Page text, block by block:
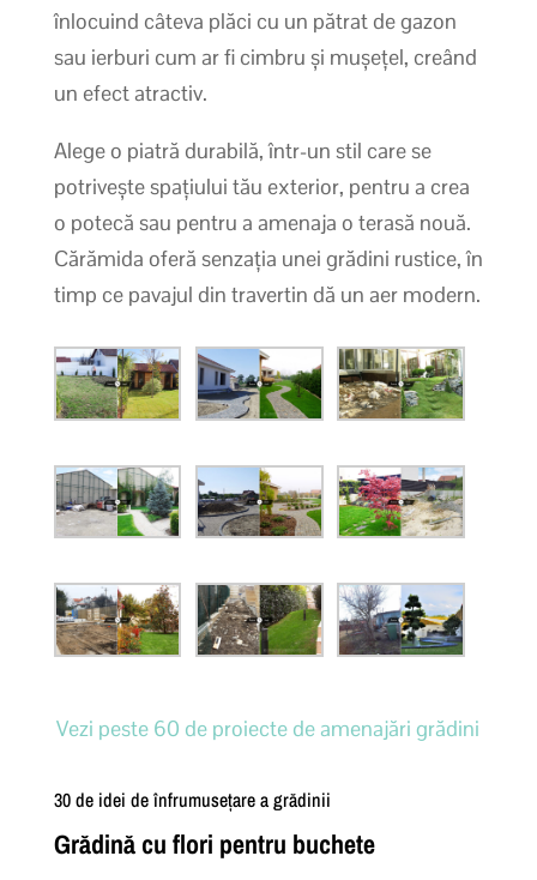
înlocuind câteva plăci cu un pătrat de gazon
sau ierburi cum ar fi cimbru și mușețel, creând
un efect atractiv.
Alege o piatră durabilă, într-un stil care se
potrivește spațiului tău exterior, pentru a crea
o potecă sau pentru a amenaja o terasă nouă.
Cărămida oferă senzația unei grădini rustice, în
timp ce pavajul din travertin dă un aer modern.
Vezi peste 60 de proiecte de amenajări grădini
30 de idei de înfrumusețare a grădinii
Grădină cu flori pentru buchete